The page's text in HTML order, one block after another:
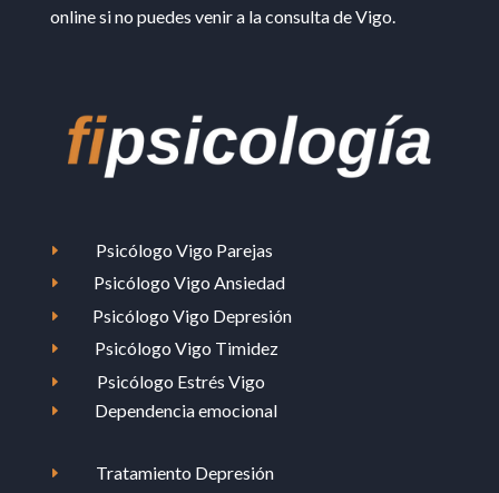
online si no puedes venir a la consulta de Vigo.
E Psicólogo Vigo Parejas
E Psicólogo Vigo Ansiedad
E Psicólogo Vigo Depresión
E Psicólogo Vigo Timidez
E Psicólogo Estrés Vigo
E Dependencia emocional
E Tratamiento Depresión